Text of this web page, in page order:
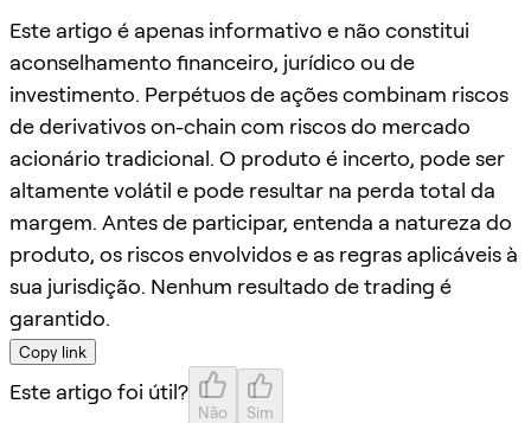
Este artigo é apenas informativo e não constitui
aconselhamento financeiro, jurídico ou de
investimento. Perpétuos de ações combinam riscos
de derivativos on-chain com riscos do mercado
acionário tradicional. O produto é incerto, pode ser
altamente volátil e pode resultar na perda total da
margem. Antes de participar, entenda a natureza do
produto, os riscos envolvidos e as regras aplicáveis à
sua jurisdição. Nenhum resultado de trading é
garantido.
Copy link
Este artigo foi útil?
Não Sim